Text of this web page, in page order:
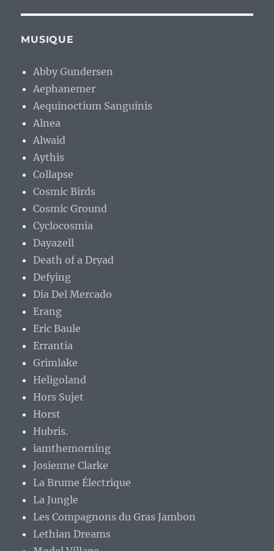
MUSIQUE
Abby Gundersen
Aephanemer
Aequinoctium Sanguinis
Alnea
Alwaid
Aythis
Collapse
Cosmic Birds
Cosmic Ground
Cyclocosmia
Dayazell
Death of a Dryad
Defying
Dia Del Mercado
Erang
Eric Baule
Errantia
Grimlake
Heligoland
Hors Sujet
Horst
Hubris.
iamthemorning
Josienne Clarke
La Brume Électrique
La Jungle
Les Compagnons du Gras Jambon
Lethian Dreams